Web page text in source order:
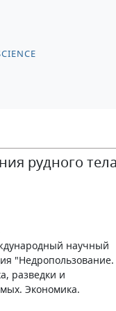
рудного
научный
"Недропользование.
разведки и
Экономика.